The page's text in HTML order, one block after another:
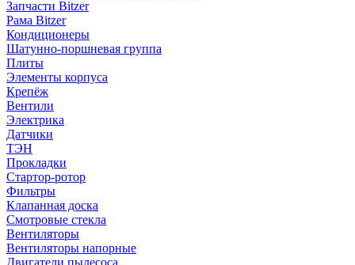
Запчасти Bitzer
Рама Bitzer
Кондиционеры
Шатунно-поршневая группа
Плиты
Элементы корпуса
Крепёж
Вентили
Электрика
Датчики
ТЭН
Прокладки
Стартор-ротор
Фильтры
Клапанная доска
Смотровые стекла
Вентиляторы
Вентиляторы напорные
Двигатели пылесоса